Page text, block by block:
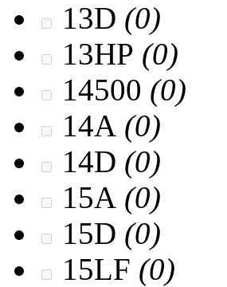
13D (0)
13HP (0)
14500 (0)
14A (0)
14D (0)
15A (0)
15D (0)
15LF (0)